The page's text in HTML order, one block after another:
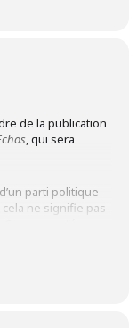
de la publication
, qui sera
parti politique
ne signifie pas
s’expriment-